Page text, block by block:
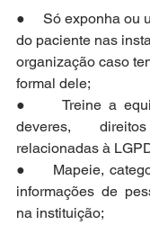
●     Só exponha ou
do paciente nas
organização caso
formal dele;
●     Treine a
deveres,
relacionadas à
●     Mapeie,
informações de
na instituição;